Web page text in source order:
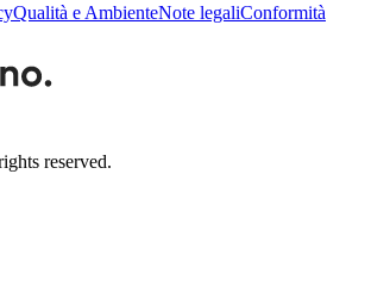
Qualità e AmbienteNote legaliConformità
reserved.